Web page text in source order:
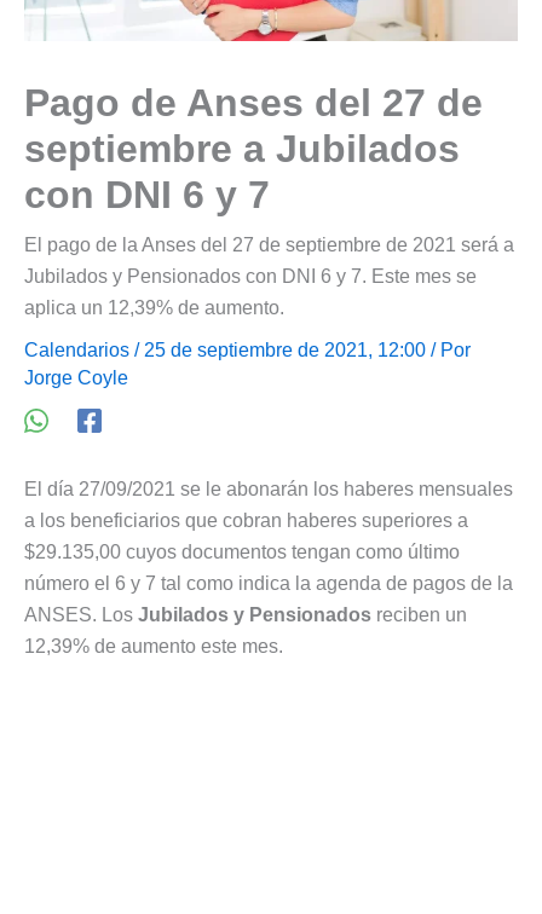
Pago de Anses del 27 de
septiembre a Jubilados
con DNI 6 y 7
El pago de la Anses del 27 de septiembre de 2021 será a
Jubilados y Pensionados con DNI 6 y 7. Este mes se
aplica un 12,39% de aumento.
Calendarios / 25 de septiembre de 2021, 12:00 / Por
Jorge Coyle
El día 27/09/2021 se le abonarán los haberes mensuales
a los beneficiarios que cobran haberes superiores a
$29.135,00 cuyos documentos tengan como último
número el 6 y 7 tal como indica la agenda de pagos de la
ANSES. Los Jubilados y Pensionados reciben un
12,39% de aumento este mes.